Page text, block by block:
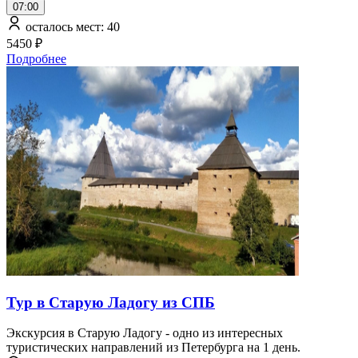
07:00
осталось мест: 40
5450 ₽
Подробнее
Тур в Старую Ладогу из СПБ
Экскурсия в Старую Ладогу - одно из интересных
туристических направлений из Петербурга на 1 день.